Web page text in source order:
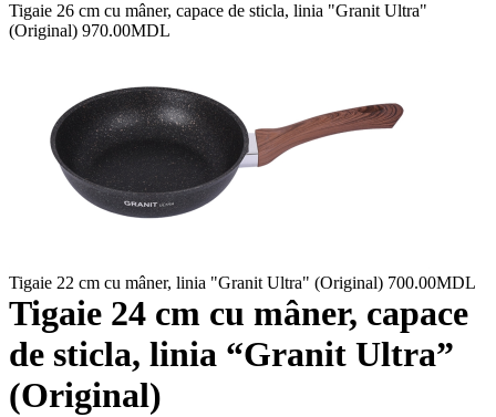
Tigaie 26 cm cu mâner, сapace de sticla, linia "Granit Ultra"
(Original) 970.00MDL
Tigaie 22 cm cu mâner, linia "Granit Ultra" (Original) 700.00MDL
Tigaie 24 cm cu mâner, сapace
de sticla, linia “Granit Ultra”
(Original)